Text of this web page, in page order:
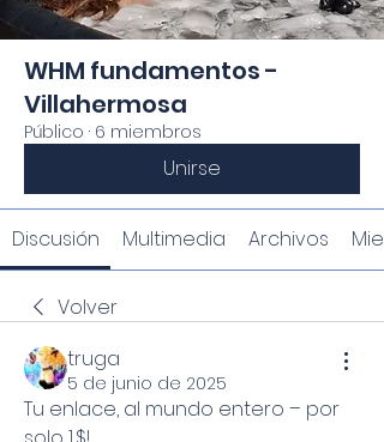
WHM fundamentos -
Villahermosa
Público · 6 miembros
Unirse
Discusión Multimedia Archivos
Volver
truga
5 de junio de 2025
Tu enlace, al mundo entero – por